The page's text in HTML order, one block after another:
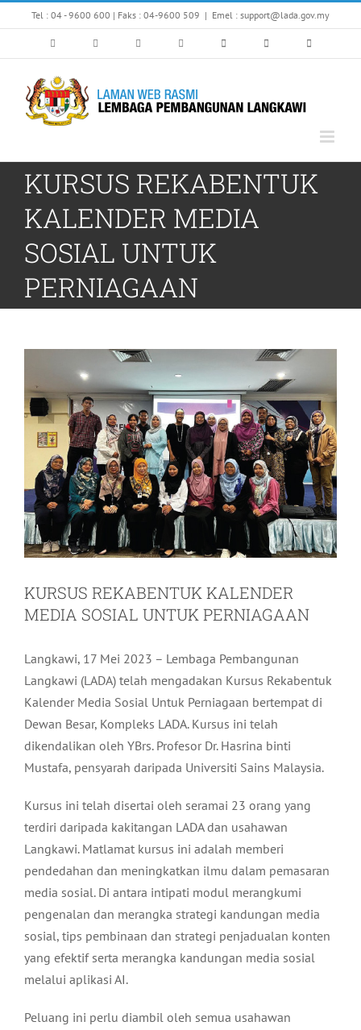
to
Tel : 04 - 9600 600 | Faks : 04-9600 509 | Emel : support@lada.gov.my
KURSUS REKABENTUK
KALENDER MEDIA
SOSIAL UNTUK
PERNIAGAAN
KURSUS REKABENTUK KALENDER
MEDIA SOSIAL UNTUK PERNIAGAAN
Langkawi, 17 Mei 2023 – Lembaga Pembangunan
Langkawi (LADA) telah mengadakan Kursus Rekabentuk
Kalender Media Sosial Untuk Perniagaan bertempat di
Dewan Besar, Kompleks LADA. Kursus ini telah
dikendalikan oleh YBrs. Profesor Dr. Hasrina binti
Mustafa, pensyarah daripada Universiti Sains Malaysia.
Kursus ini telah disertai oleh seramai 23 orang yang
terdiri daripada kakitangan LADA dan usahawan
Langkawi. Matlamat kursus ini adalah memberi
pendedahan dan meningkatkan ilmu dalam pemasaran
media sosial. Di antara intipati modul merangkumi
pengenalan dan merangka strategi kandungan media
sosial, tips pembinaan dan strategi penjadualan konten
yang efektif serta merangka kandungan media sosial
melalui aplikasi AI.
Peluang ini perlu diambil oleh semua usahawan